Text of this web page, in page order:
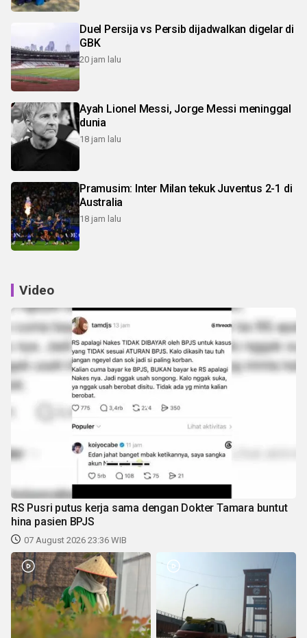
Duel Persija vs Persib dijadwalkan digelar di
GBK
20 jam lalu
Ayah Lionel Messi, Jorge Messi meninggal
dunia
18 jam lalu
Pramusim: Inter Milan tekuk Juventus 2-1 di
Australia
18 jam lalu
Video
RS Pusri putus kerja sama dengan Dokter Tamara buntut
hina pasien BPJS
07 August 2026 23:36 WIB